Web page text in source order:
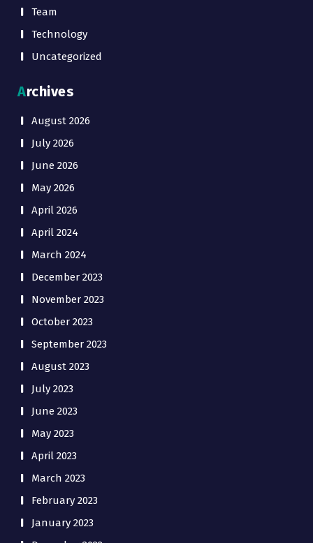
Team
Technology
Uncategorized
Archives
August 2026
July 2026
June 2026
May 2026
April 2026
April 2024
March 2024
December 2023
November 2023
October 2023
September 2023
August 2023
July 2023
June 2023
May 2023
April 2023
March 2023
February 2023
January 2023